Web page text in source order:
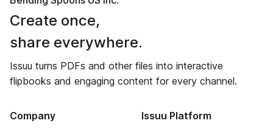
Create once,
share everywhere.
Issuu turns PDFs and other files into interactive
flipbooks and engaging content for every channel.
Company Issuu Platform